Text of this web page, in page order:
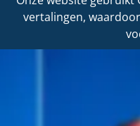
vertalingen,